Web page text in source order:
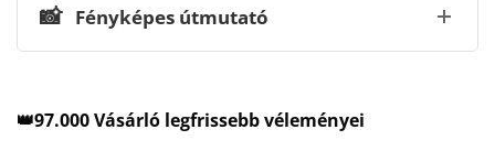
📸 Fényképes útmutató
👑97.000 Vásárló legfrissebb véleményei